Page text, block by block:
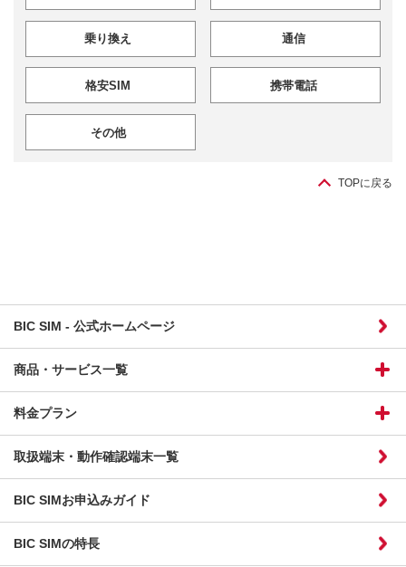
乗り換え 通信
格安SIM 携帯電話
その他
TOPに戻る
BIC SIM - 公式ホームページ
商品・サービス一覧
料金プラン
取扱端末・動作確認端末一覧
BIC SIMお申込みガイド
BIC SIMの特長